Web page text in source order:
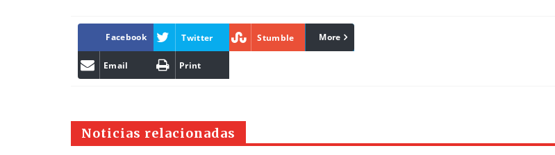
Facebook Twitter Stumble linkedin
Email Print
More
Noticias relacionadas